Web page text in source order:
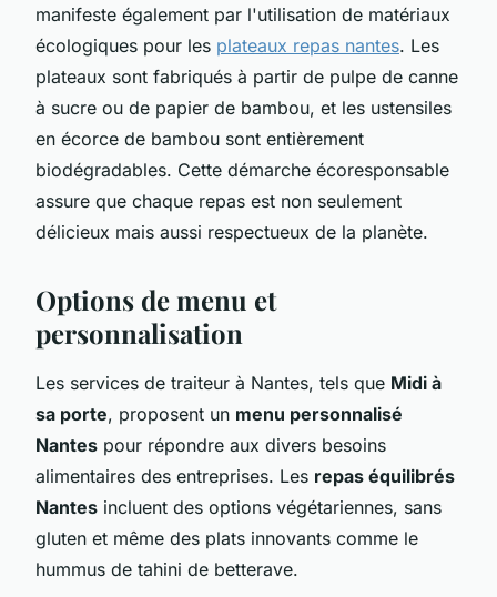
manifeste également par l'utilisation de matériaux
écologiques pour les plateaux repas nantes. Les
plateaux sont fabriqués à partir de pulpe de canne
à sucre ou de papier de bambou, et les ustensiles
en écorce de bambou sont entièrement
biodégradables. Cette démarche écoresponsable
assure que chaque repas est non seulement
délicieux mais aussi respectueux de la planète.
Options de menu et
personnalisation
Les services de traiteur à Nantes, tels que Midi à
sa porte, proposent un menu personnalisé
Nantes pour répondre aux divers besoins
alimentaires des entreprises. Les repas équilibrés
Nantes incluent des options végétariennes, sans
gluten et même des plats innovants comme le
hummus de tahini de betterave.